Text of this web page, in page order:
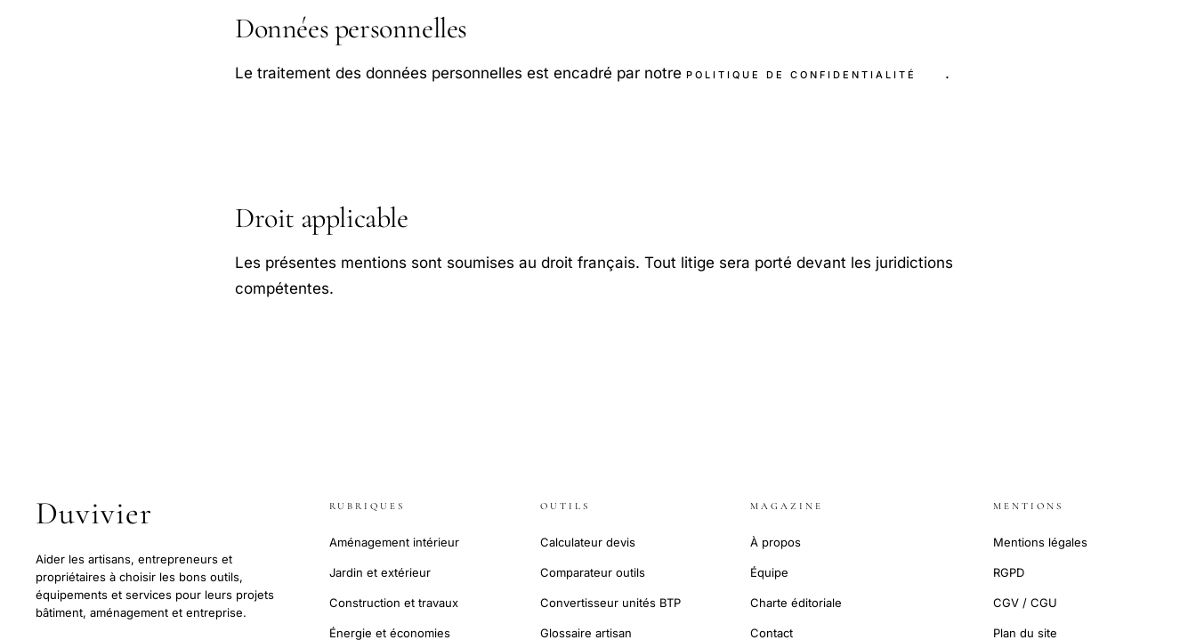
Données personnelles
Le traitement des données personnelles est encadré par notre POLITIQUE DE CONFIDENTIALITÉ .
Droit applicable
Les présentes mentions sont soumises au droit français. Tout litige sera porté devant les juridictions
compétentes.
Duvivier
Aider les artisans, entrepreneurs et
propriétaires à choisir les bons outils,
équipements et services pour leurs projets
bâtiment, aménagement et entreprise.
RUBRIQUES
Aménagement intérieur
Jardin et extérieur
Construction et travaux
Énergie et économies
OUTILS
Calculateur devis
Comparateur outils
Convertisseur unités BTP
Glossaire artisan
MAGAZINE
À propos
Équipe
Charte éditoriale
Contact
MENTIONS
Mentions légales
RGPD
CGV / CGU
Plan du site